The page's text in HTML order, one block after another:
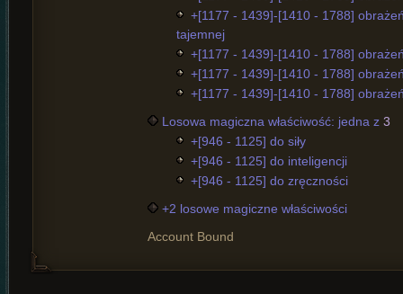
+[1177 - 1439]-[1410 - 1788]
tajemnej
+[1177 - 1439]-[1410 - 1788]
+[1177 - 1439]-[1410 - 1788]
+[1177 - 1439]-[1410 - 1788]
Losowa magiczna właściwość: jedna z 3
+[946 - 1125] do siły
+[946 - 1125] do inteligencji
+[946 - 1125] do zręczności
+2 losowe magiczne właściwości
Account Bound